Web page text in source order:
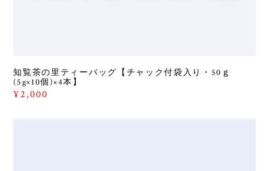
知覧茶の里ティーバッグ【チャック付袋入り・50ｇ
(5g×10個)×4本】
¥2,000